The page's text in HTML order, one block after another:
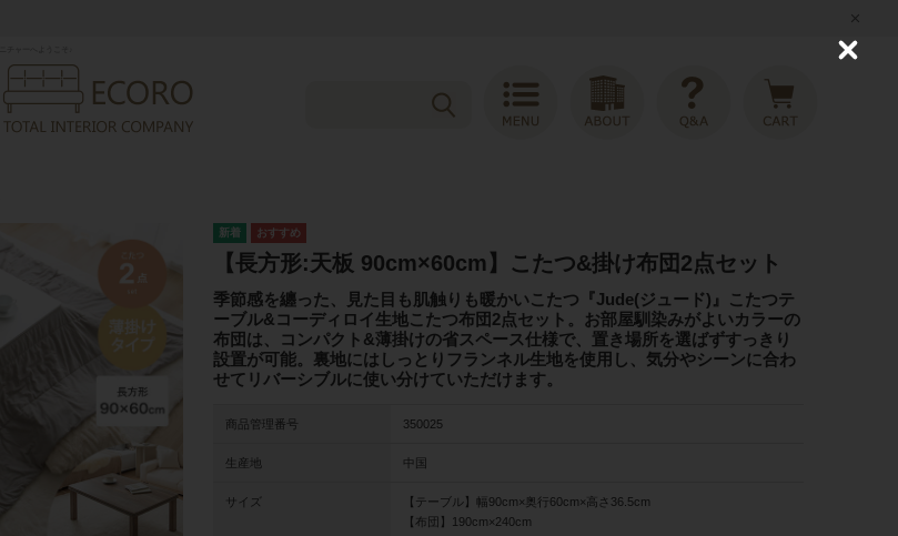
【長方形:天板 90cm×60cm】こたつ&掛け布団2点セット
季節感を纏った、見た目も肌触りも暖かいこたつ『Jude(ジュード)』こたつテ
ーブル&コーディロイ生地こたつ布団2点セット。お部屋馴染みがよいカラーの
布団は、コンパクト&薄掛けの省スペース仕様で、置き場所を選ばずすっきり
設置が可能。裏地にはしっとりフランネル生地を使用し、気分やシーンに合わ
せてリバーシブルに使い分けていただけます。
商品管理番号 350025
生産地 中国
サイズ
【テーブル】幅90cm×奥行60cm×高さ36.5cm
【布団】190cm×240cm
C